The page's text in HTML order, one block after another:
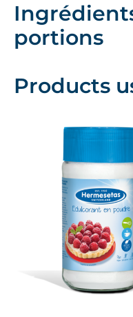
portions
Products